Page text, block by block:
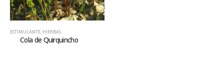
ESTIMULANTE, HIERBAS
Cola de Quirquincho